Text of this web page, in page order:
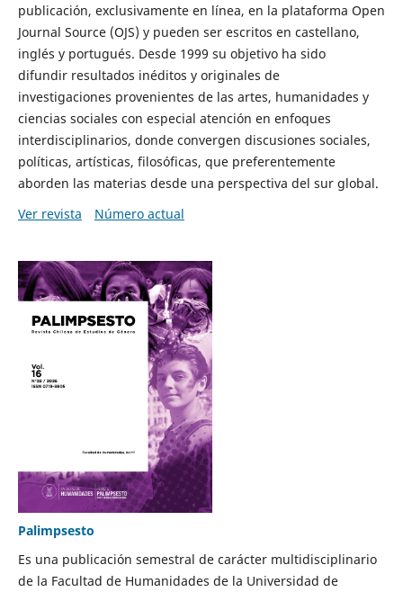
publicación, exclusivamente en línea, en la plataforma Open
Journal Source (OJS) y pueden ser escritos en castellano,
inglés y portugués. Desde 1999 su objetivo ha sido
difundir resultados inéditos y originales de
investigaciones provenientes de las artes, humanidades y
ciencias sociales con especial atención en enfoques
interdisciplinarios, donde convergen discusiones sociales,
políticas, artísticas, filosóficas, que preferentemente
aborden las materias desde una perspectiva del sur global.
Ver revista
Número actual
Palimpsesto
Es una publicación semestral de carácter multidisciplinario
de la Facultad de Humanidades de la Universidad de